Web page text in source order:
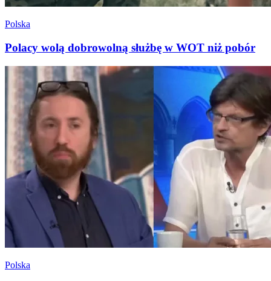
Polska
Polacy wolą dobrowolną służbę w WOT niż pobór
Polska